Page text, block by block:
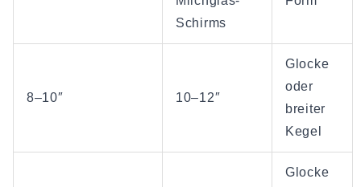
Schirms
8–10″ 10–12″
Glocke
oder
breiter
Kegel
Glocke